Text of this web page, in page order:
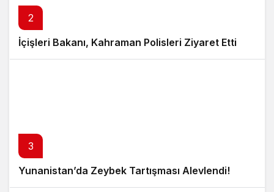
2
İçişleri Bakanı, Kahraman Polisleri Ziyaret Etti
3
Yunanistan’da Zeybek Tartışması Alevlendi!